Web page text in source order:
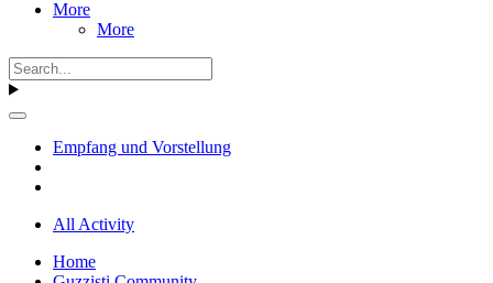
More
More
Empfang und Vorstellung
All Activity
Home